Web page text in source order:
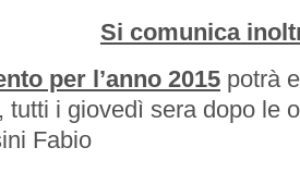
Si comunica
per l’anno 2015 potrà
tutti i giovedì sera dopo le
Fabio